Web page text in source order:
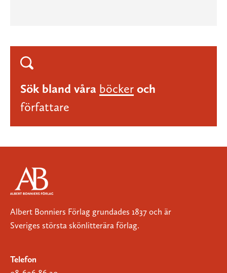
Sök bland våra böcker och
författare
Albert Bonniers Förlag grundades 1837 och är
Sveriges största skönlitterära förlag.
Telefon